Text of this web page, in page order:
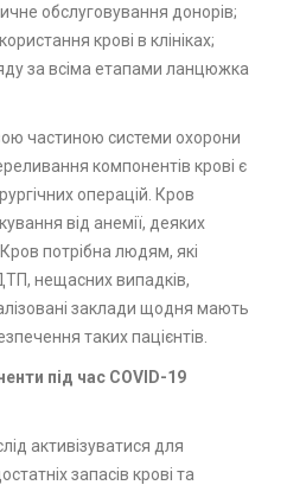
обслуговування донорів;
крові в клініках;
за всіма етапами ланцюжка
частиною системи охорони
компонентів крові є
операцій. Кров
від анемії, деяких
потрібна людям, які
нещасних випадків,
заклади щодня мають
таких пацієнтів.
під час COVID-19
активізуватися для
запасів крові та